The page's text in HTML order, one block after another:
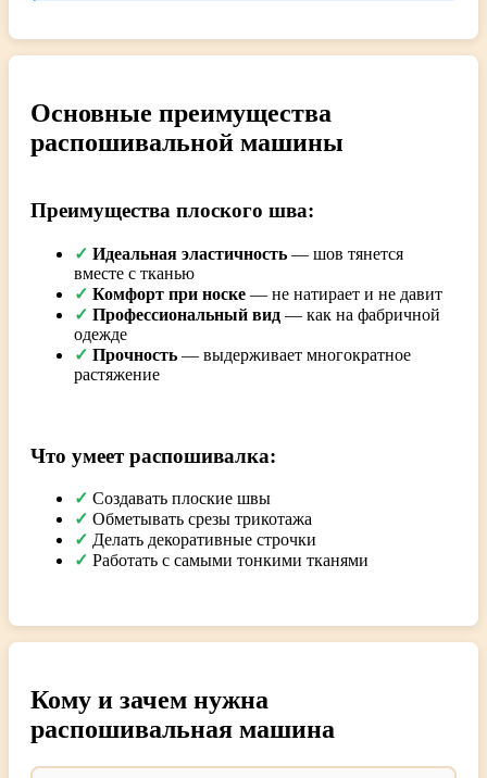
Основные преимущества
распошивальной машины
Преимущества плоского шва:
✓ Идеальная эластичность — шов тянется
вместе с тканью
✓ Комфорт при носке — не натирает и не давит
✓ Профессиональный вид — как на фабричной
одежде
✓ Прочность — выдерживает многократное
растяжение
Что умеет распошивалка:
✓ Создавать плоские швы
✓ Обметывать срезы трикотажа
✓ Делать декоративные строчки
✓ Работать с самыми тонкими тканями
Кому и зачем нужна
распошивальная машина